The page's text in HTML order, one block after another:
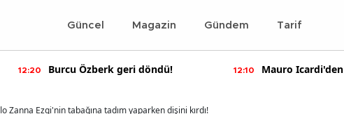
Güncel Magazin Gündem Tarif
döndü! 12:10
Mauro Icardi'den olay yaratan
Zanna Ezgi'nin tabağına tadım yaparken dişini kırdı!